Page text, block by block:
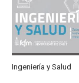
Ingeniería y Salud